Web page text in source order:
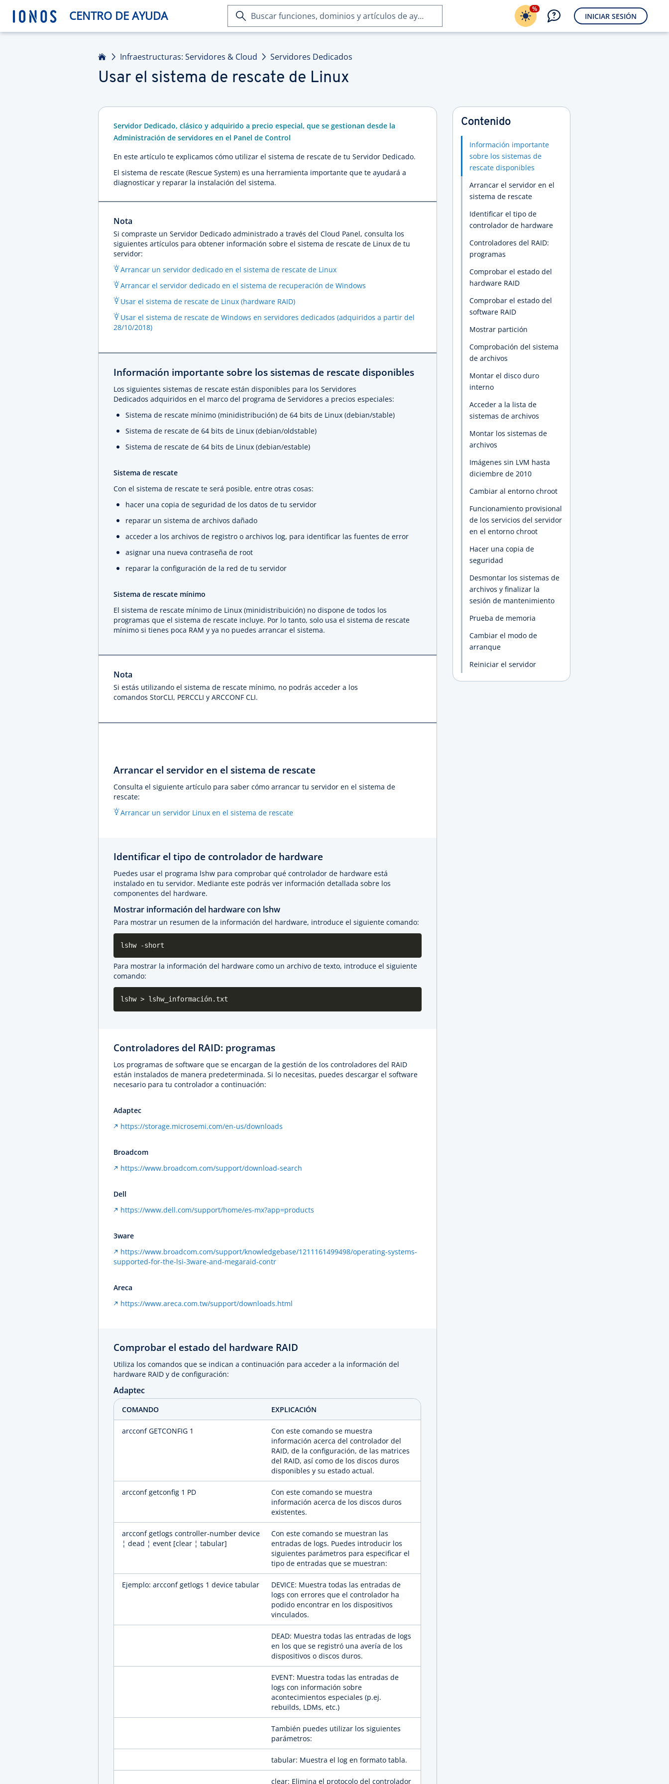
CENTRO DE AYUDA
Buscar
funciones,
artículos
ayuda
%
INICIAR SESIÓN
Infraestructuras: Servidores & Cloud Servidores Dedicados
Usar el sistema de rescate de Linux
Servidor Dedicado, clásico y adquirido a precio especial, que se gestionan desde la
Administración de servidores en el Panel de Control
En este artículo te explicamos cómo utilizar el sistema de rescate de tu Servidor Dedicado.
El sistema de rescate (Rescue System) es una herramienta importante que te ayudará a
diagnosticar y reparar la instalación del sistema.
Nota
Si compraste un Servidor Dedicado administrado a través del Cloud Panel, consulta los
siguientes artículos para obtener información sobre el sistema de rescate de Linux de tu
servidor:
Arrancar un servidor dedicado en el sistema de rescate de Linux
Arrancar el servidor dedicado en el sistema de recuperación de Windows
Usar el sistema de rescate de Linux (hardware RAID)
Usar el sistema de rescate de Windows en servidores dedicados (adquiridos a partir del
28/10/2018)
Información importante sobre los sistemas de rescate disponibles
Los siguientes sistemas de rescate están disponibles para los Servidores
Dedicados adquiridos en el marco del programa de Servidores a precios especiales:
Sistema de rescate mínimo (minidistribución) de 64 bits de Linux (debian/stable)
Sistema de rescate de 64 bits de Linux (debian/oldstable)
Sistema de rescate de 64 bits de Linux (debian/estable)
Sistema de rescate
Con el sistema de rescate te será posible, entre otras cosas:
hacer una copia de seguridad de los datos de tu servidor
reparar un sistema de archivos dañado
acceder a los archivos de registro o archivos log, para identificar las fuentes de error
asignar una nueva contraseña de root
reparar la configuración de la red de tu servidor
Sistema de rescate mínimo
El sistema de rescate mínimo de Linux (minidistribuición) no dispone de todos los
programas que el sistema de rescate incluye. Por lo tanto, solo usa el sistema de rescate
mínimo si tienes poca RAM y ya no puedes arrancar el sistema.
Nota
Si estás utilizando el sistema de rescate mínimo, no podrás acceder a los
comandos StorCLI, PERCCLI y ARCCONF CLI.
Arrancar el servidor en el sistema de rescate
Consulta el siguiente artículo para saber cómo arrancar tu servidor en el sistema de
rescate:
Arrancar un servidor Linux en el sistema de rescate
Identificar el tipo de controlador de hardware
Puedes usar el programa lshw para comprobar qué controlador de hardware está
instalado en tu servidor. Mediante este podrás ver información detallada sobre los
componentes del hardware.
Mostrar información del hardware con lshw
Para mostrar un resumen de la información del hardware, introduce el siguiente comando:
lshw -short
Para mostrar la información del hardware como un archivo de texto, introduce el siguiente
comando:
lshw > lshw_información.txt
Controladores del RAID: programas
Los programas de software que se encargan de la gestión de los controladores del RAID
están instalados de manera predeterminada. Si lo necesitas, puedes descargar el software
necesario para tu controlador a continuación:
Adaptec
https://storage.microsemi.com/en-us/downloads
Broadcom
https://www.broadcom.com/support/download-search
Dell
https://www.dell.com/support/home/es-mx?app=products
3ware
https://www.broadcom.com/support/knowledgebase/1211161499498/operating-systems-
supported-for-the-lsi-3ware-and-megaraid-contr
Areca
https://www.areca.com.tw/support/downloads.html
Comprobar el estado del hardware RAID
Utiliza los comandos que se indican a continuación para acceder a la información del
hardware RAID y de configuración:
Adaptec
COMANDO EXPLICACIÓN
arcconf GETCONFIG 1
Con este comando se muestra
información acerca del controlador del
RAID, de la configuración, de las matrices
del RAID, así como de los discos duros
disponibles y su estado actual.
arcconf getconfig 1 PD
Con este comando se muestra
información acerca de los discos duros
existentes.
arcconf getlogs controller-number device
¦ dead ¦ event [clear ¦ tabular]
Con este comando se muestran las
entradas de logs. Puedes introducir los
siguientes parámetros para especificar el
tipo de entradas que se muestran:
Ejemplo: arcconf getlogs 1 device tabular
DEVICE: Muestra todas las entradas de
logs con errores que el controlador ha
podido encontrar en los dispositivos
vinculados.
DEAD: Muestra todas las entradas de logs
en los que se registró una avería de los
dispositivos o discos duros.
EVENT: Muestra todas las entradas de
logs con información sobre
acontecimientos especiales (p.ej.
rebuilds, LDMs, etc.)
También puedes utilizar los siguientes
parámetros:
tabular: Muestra el log en formato tabla.
clear: Elimina el protocolo del controlador
Contenido
Información importante
sobre los sistemas de
rescate disponibles
Arrancar el servidor en el
sistema de rescate
Identificar el tipo de
controlador de hardware
Controladores del RAID:
programas
Comprobar el estado del
hardware RAID
Comprobar el estado del
software RAID
Mostrar partición
Comprobación del sistema
de archivos
Montar el disco duro
interno
Acceder a la lista de
sistemas de archivos
Montar los sistemas de
archivos
Imágenes sin LVM hasta
diciembre de 2010
Cambiar al entorno chroot
Funcionamiento provisional
de los servicios del servidor
en el entorno chroot
Hacer una copia de
seguridad
Desmontar los sistemas de
archivos y finalizar la
sesión de mantenimiento
Prueba de memoria
Cambiar el modo de
arranque
Reiniciar el servidor